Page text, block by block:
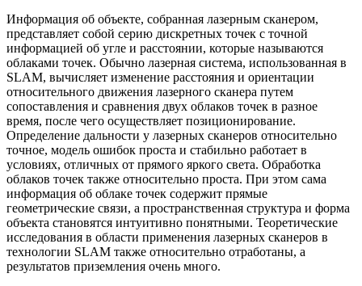
Информация об объекте, собранная лазерным сканером,
представляет собой серию дискретных точек с точной
информацией об угле и расстоянии, которые называются
облаками точек. Обычно лазерная система, использованная в
SLAM, вычисляет изменение расстояния и ориентации
относительного движения лазерного сканера путем
сопоставления и сравнения двух облаков точек в разное
время, после чего осуществляет позиционирование.
Определение дальности у лазерных сканеров относительно
точное, модель ошибок проста и стабильно работает в
условиях, отличных от прямого яркого света. Обработка
облаков точек также относительно проста. При этом сама
информация об облаке точек содержит прямые
геометрические связи, а пространственная структура и форма
объекта становятся интуитивно понятными. Теоретические
исследования в области применения лазерных сканеров в
технологии SLAM также относительно отработаны, а
результатов приземления очень много.